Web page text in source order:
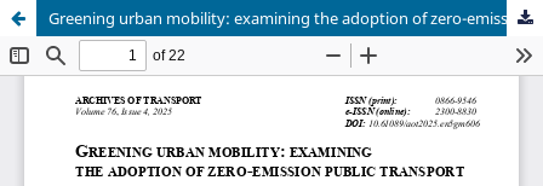
Greening urban mobility: examining the adoption of zero-emission public transport